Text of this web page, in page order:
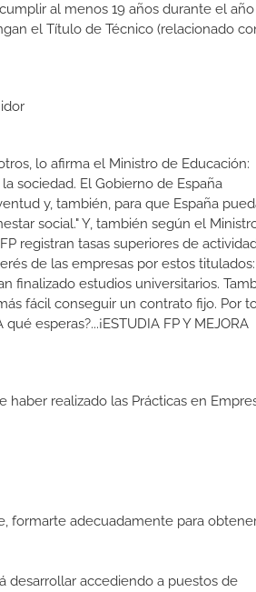
al menos 19 años durante el
el Título de Técnico (relacionado
lo afirma el Ministro de Educación:
sociedad. El Gobierno de España
y, también, para que España
social." Y, también según el
registran tasas superiores de
de las empresas por estos
finalizado estudios universitarios.
fácil conseguir un contrato fijo. Por
esperas?...¡ESTUDIA FP Y MEJORA
realizado las Prácticas en
formarte adecuadamente para
desarrollar accediendo a puestos de